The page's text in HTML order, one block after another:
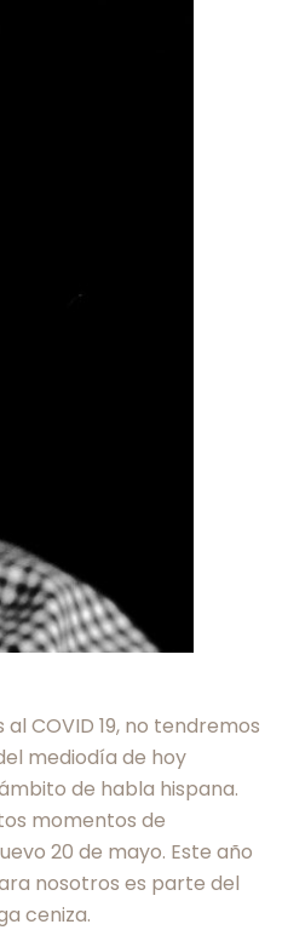
COVID 19, no tendremos
mediodía de hoy
de habla hispana.
momentos de
20 de mayo. Este año
nosotros es parte del
ceniza.